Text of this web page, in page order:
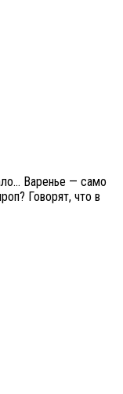
Варенье — само
Говорят, что в